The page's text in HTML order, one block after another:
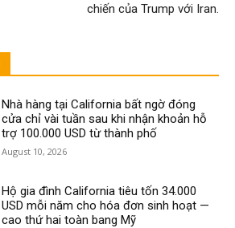
chiến của Trump với Iran.
Nhà hàng tại California bất ngờ đóng
cửa chỉ vài tuần sau khi nhận khoản hỗ
trợ 100.000 USD từ thành phố
August 10, 2026
Hộ gia đình California tiêu tốn 34.000
USD mỗi năm cho hóa đơn sinh hoạt —
cao thứ hai toàn bang Mỹ